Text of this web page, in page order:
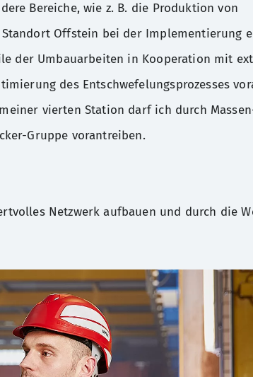
Bereiche, wie z. B. die Produktion von
Offstein bei der Implementierung
der Umbauarbeiten in Kooperation mit
des Entschwefelungsprozesses
vierten Station darf ich durch
Gruppe vorantreiben.
Netzwerk aufbauen und durch die